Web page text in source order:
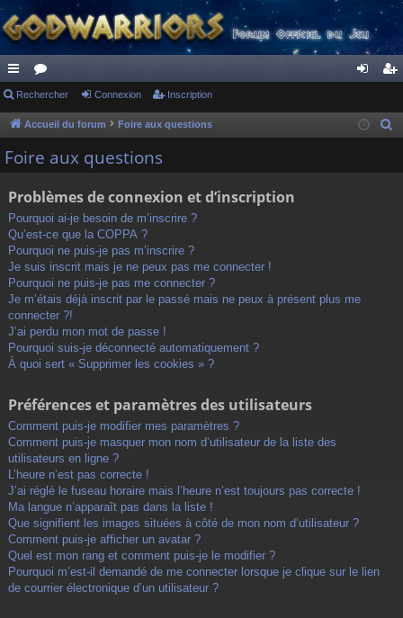
ac
co
ur
s
or
u ne cri
Rechercher Connexion Inscription
Accueil du forum Foire aux questions
Foire aux questions
Problèmes de connexion et d’inscription
Pourquoi ai-je besoin de m’inscrire ?
Qu’est-ce que la COPPA ?
Pourquoi ne puis-je pas m’inscrire ?
Je suis inscrit mais je ne peux pas me connecter !
Pourquoi ne puis-je pas me connecter ?
Je m’étais déjà inscrit par le passé mais ne peux à présent plus me
connecter ?!
J’ai perdu mon mot de passe !
Pourquoi suis-je déconnecté automatiquement ?
À quoi sert « Supprimer les cookies » ?
Préférences et paramètres des utilisateurs
Comment puis-je modifier mes paramètres ?
Comment puis-je masquer mon nom d’utilisateur de la liste des
utilisateurs en ligne ?
L’heure n’est pas correcte !
J’ai réglé le fuseau horaire mais l’heure n’est toujours pas correcte !
Ma langue n’apparaît pas dans la liste !
Que signifient les images situées à côté de mon nom d’utilisateur ?
Comment puis-je afficher un avatar ?
Quel est mon rang et comment puis-je le modifier ?
Pourquoi m’est-il demandé de me connecter lorsque je clique sur le lien
de courrier électronique d’un utilisateur ?